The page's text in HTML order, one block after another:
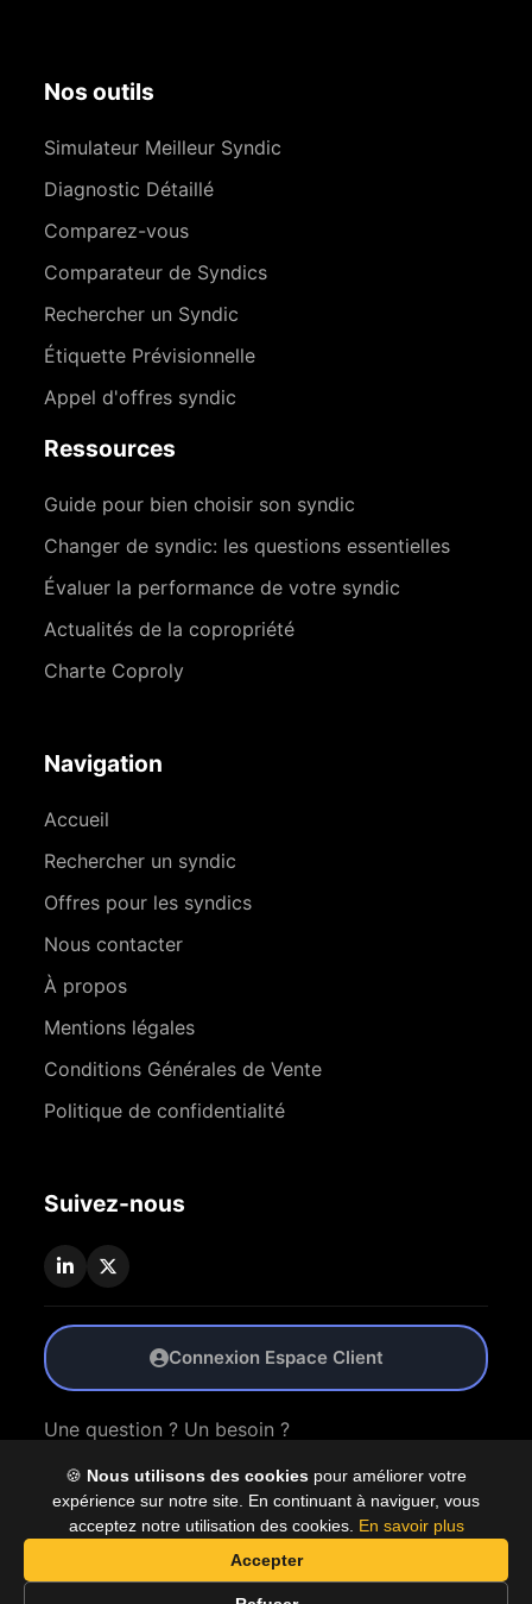
🍪 Nous utilisons des cookies pour améliorer votre
expérience sur notre site. En continuant à naviguer, vous
acceptez notre utilisation des cookies. En savoir plus
Accepter
Nos outils
Simulateur Meilleur Syndic
Diagnostic Détaillé
Comparez-vous
Comparateur de Syndics
Rechercher un Syndic
Étiquette Prévisionnelle
Appel d'offres syndic
Ressources
Guide pour bien choisir son syndic
Changer de syndic: les questions essentielles
Évaluer la performance de votre syndic
Actualités de la copropriété
Charte Coproly
Navigation
Accueil
Rechercher un syndic
Offres pour les syndics
Nous contacter
À propos
Mentions légales
Conditions Générales de Vente
Politique de confidentialité
Suivez-nous
Connexion Espace Client
Une question ? Un besoin ?
Nous Contacter